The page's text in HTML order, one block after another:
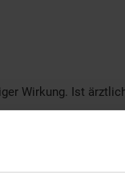
Wirkung. Ist